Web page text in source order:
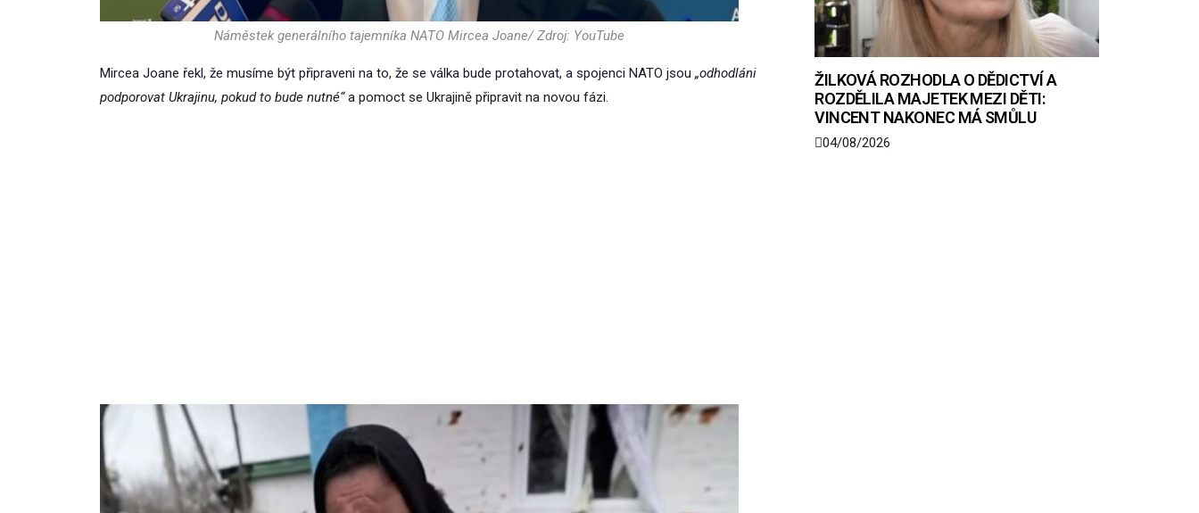
Náměstek generálního tajemníka NATO Mircea Joane/ Zdroj: YouTube
Mircea Joane řekl, že musíme být připraveni na to, že se válka bude protahovat, a spojenci NATO jsou „odhodláni
podporovat Ukrajinu, pokud to bude nutné“a pomoct se Ukrajině připravit na novou fázi.
ŽILKOVÁ ROZHODLA O DĚDICTVÍ A
ROZDĚLILA MAJETEK MEZI DĚTI:
VINCENT NAKONEC MÁ SMŮLU
04/08/2026